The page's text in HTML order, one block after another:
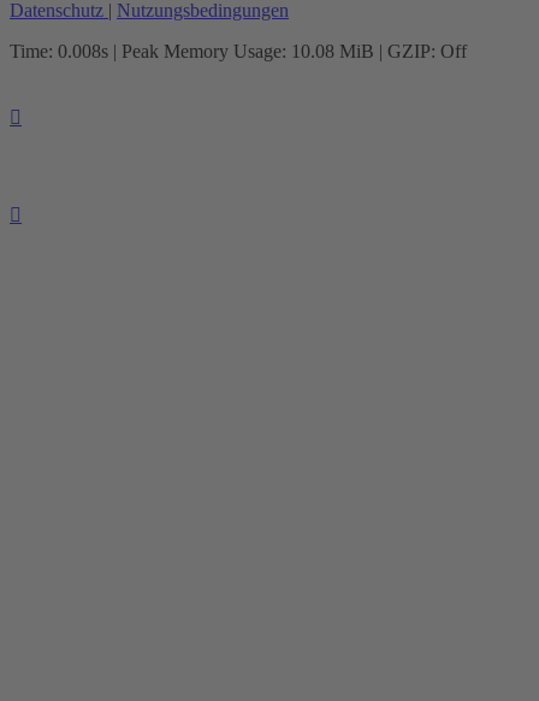
Datenschutz | Nutzungsbedingungen
Time: 0.008s | Peak Memory Usage: 10.08 MiB | GZIP: Off